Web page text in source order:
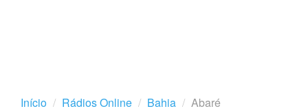
Início Rádios Online Bahia Abaré